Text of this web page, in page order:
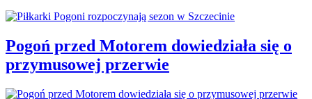
Pogoń przed Motorem dowiedziała się o
przymusowej przerwie